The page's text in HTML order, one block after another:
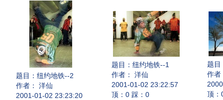
题目： 纽约地铁--2
作者： 洋仙
2001-01-02 23:23:20
题目： 纽约地铁--1
作者： 洋仙
2001-01-02 23:22:57
顶：0 踩：0
题目
作者
顶：